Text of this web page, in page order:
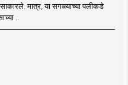
मात्र, या सगळ्याच्या पलीकडे
..